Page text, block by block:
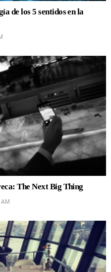
de los 5 sentidos en la
The Next Big Thing